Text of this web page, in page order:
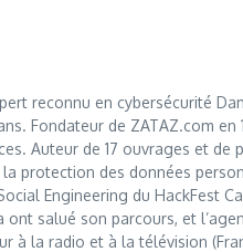
reconnu en cybersécurité
Fondateur de ZATAZ.com
Auteur de 17 ouvrages et
protection des données
Engineering du HackFest
ont salué son parcours, et
à la radio et à la télévision